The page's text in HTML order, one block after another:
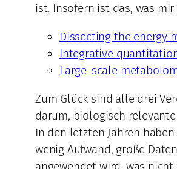
ist. Insofern ist das, was
Dissecting the energy
Integrative
Large-scale
Zum Glück sind alle drei
darum, biologisch
In den letzten Jahren
wenig Aufwand, große